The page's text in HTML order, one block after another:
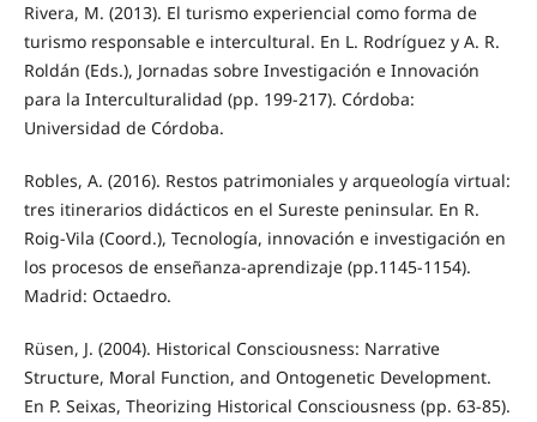
Rivera, M. (2013). El turismo experiencial como forma de
turismo responsable e intercultural. En L. Rodríguez y A. R.
Roldán (Eds.), Jornadas sobre Investigación e Innovación
para la Interculturalidad (pp. 199-217). Córdoba:
Universidad de Córdoba.
Robles, A. (2016). Restos patrimoniales y arqueología virtual:
tres itinerarios didácticos en el Sureste peninsular. En R.
Roig-Vila (Coord.), Tecnología, innovación e investigación en
los procesos de enseñanza-aprendizaje (pp.1145-1154).
Madrid: Octaedro.
Rüsen, J. (2004). Historical Consciousness: Narrative
Structure, Moral Function, and Ontogenetic Development.
En P. Seixas, Theorizing Historical Consciousness (pp. 63-85).